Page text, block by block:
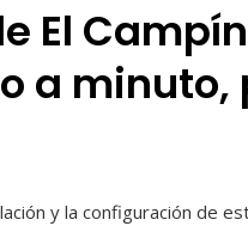
El
a minuto,
y la configuración de